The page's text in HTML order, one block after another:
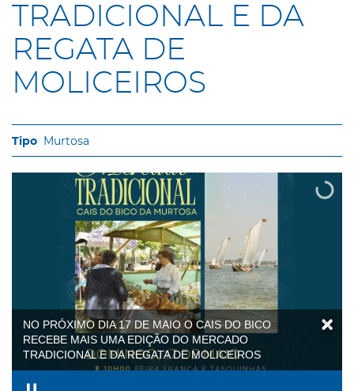
TRADICIONAL E DA
REGATA DE
MOLICEIROS
Murtosa
NO PRÓXIMO DIA 17 DE MAIO O CAIS DO BICO
RECEBE MAIS UMA EDIÇÃO DO MERCADO
TRADICIONAL E DA REGATA DE MOLICEIROS